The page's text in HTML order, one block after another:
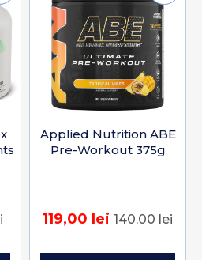
Applied Nutrition ABE
Pre-Workout 375g
119,00 lei 140,00 lei